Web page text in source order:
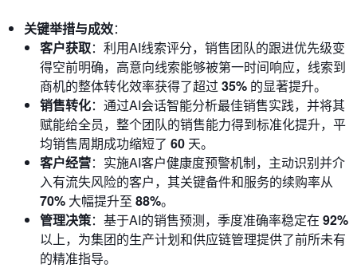
关键举措与成效：
客户获取：利用AI线索评分，销售团队的跟进优先级变
得空前明确，高意向线索能够被第一时间响应，线索到
商机的整体转化效率获得了超过 35% 的显著提升。
销售转化：通过AI会话智能分析最佳销售实践，并将其
赋能给全员，整个团队的销售能力得到标准化提升，平
均销售周期成功缩短了 60 天。
客户经营：实施AI客户健康度预警机制，主动识别并介
入有流失风险的客户，其关键备件和服务的续购率从
70% 大幅提升至 88%。
管理决策：基于AI的销售预测，季度准确率稳定在 92%
以上，为集团的生产计划和供应链管理提供了前所未有
的精准指导。